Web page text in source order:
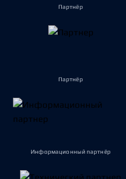
Партнёр
Партнёр
Информационный партнёр